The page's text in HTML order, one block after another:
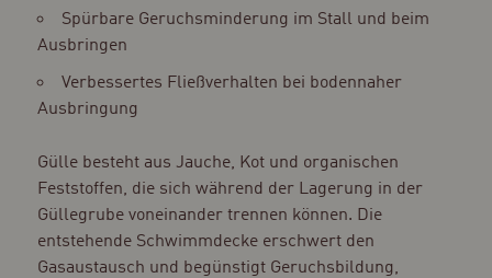
Spürbare Geruchsminderung im Stall und beim
Ausbringen
Verbessertes Fließverhalten bei bodennaher
Ausbringung
Gülle besteht aus Jauche, Kot und organischen
Feststoffen, die sich während der Lagerung in der
Güllegrube voneinander trennen können. Die
entstehende Schwimmdecke erschwert den
Gasaustausch und begünstigt Geruchsbildung,